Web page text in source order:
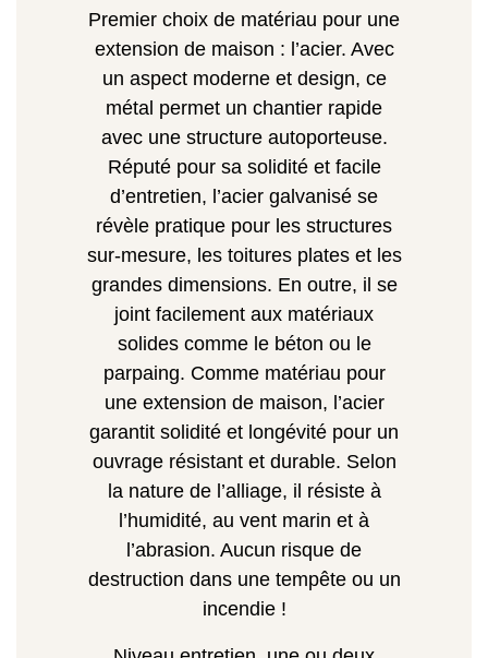
Premier choix de matériau pour une
extension de maison : l’acier. Avec
un aspect moderne et design, ce
métal permet un chantier rapide
avec une structure autoporteuse.
Réputé pour sa solidité et facile
d’entretien, l’acier galvanisé se
révèle pratique pour les structures
sur-mesure, les toitures plates et les
grandes dimensions. En outre, il se
joint facilement aux matériaux
solides comme le béton ou le
parpaing. Comme matériau pour
une extension de maison, l’acier
garantit solidité et longévité pour un
ouvrage résistant et durable. Selon
la nature de l’alliage, il résiste à
l’humidité, au vent marin et à
l’abrasion. Aucun risque de
destruction dans une tempête ou un
incendie !